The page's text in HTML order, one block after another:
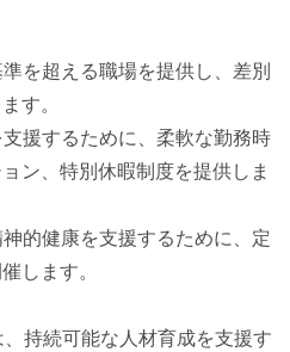
を超える職場を提供し、差別
す。
援するために、柔軟な勤務時
ン、特別休暇制度を提供しま
的健康を支援するために、定
します。
持続可能な人材育成を支援す